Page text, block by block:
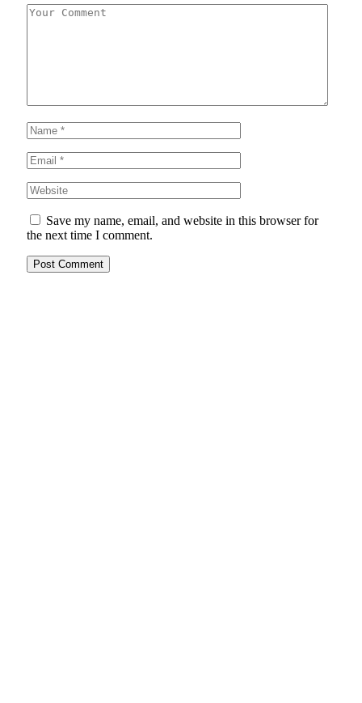
Save my name, email, and website in this browser for
the next time I comment.